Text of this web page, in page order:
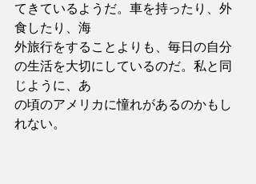
てきているようだ。車を持ったり、外
食したり、海
外旅行をすることよりも、毎日の自分
の生活を大切にしているのだ。私と同
じように、あ
の頃のアメリカに憧れがあるのかもし
れない。